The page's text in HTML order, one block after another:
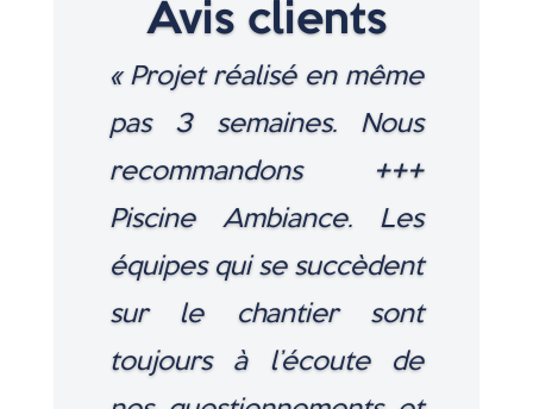
Avis clients
« Projet réalisé en même
pas 3 semaines. Nous
recommandons +++
Piscine Ambiance. Les
équipes qui se succèdent
sur le chantier sont
toujours à l’écoute de